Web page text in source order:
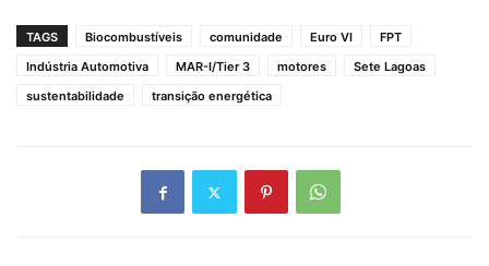
TAGS Biocombustíveis comunidade Euro VI
FPT
Indústria Automotiva
MAR-I/Tier 3 motores
Sete Lagoas
sustentabilidade
transição energética